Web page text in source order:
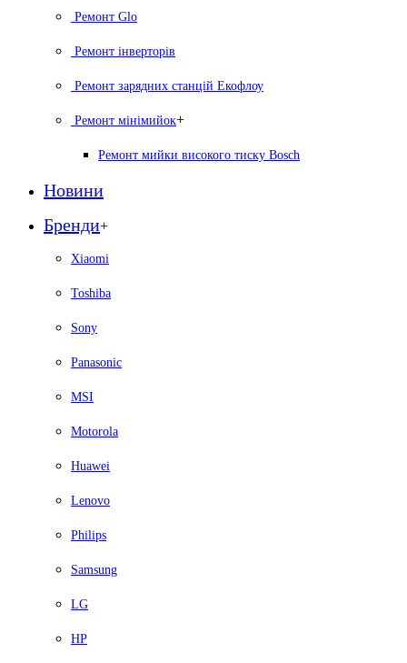
Ремонт Glo
Ремонт інверторів
Ремонт зарядних станцій Екофлоу
Ремонт мiнiмийок+
Ремонт мийки високого тиску Bosch
Новини
Бренди+
Xiaomi
Toshiba
Sony
Panasonic
MSI
Motorola
Huawei
Lenovo
Philips
Samsung
LG
HP